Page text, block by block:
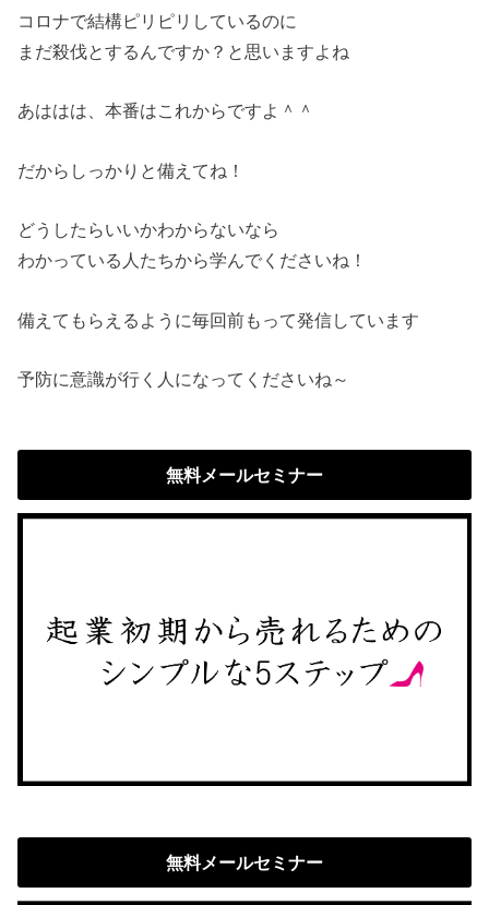
コロナで結構ピリピリしているのに
まだ殺伐とするんですか？と思いますよね
あははは、本番はこれからですよ＾＾
だからしっかりと備えてね！
どうしたらいいかわからないなら
わかっている人たちから学んでくださいね！
備えてもらえるように毎回前もって発信しています
予防に意識が行く人になってくださいね～
無料メールセミナー
無料メールセミナー